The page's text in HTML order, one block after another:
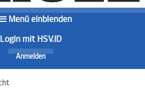
Menü einblenden
Login mit HSV.ID
Anmelden